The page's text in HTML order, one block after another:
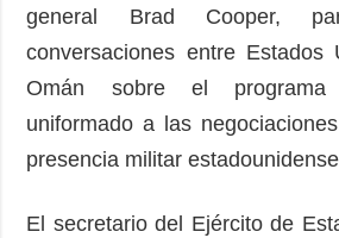
general Brad Cooper,
conversaciones entre
Omán sobre el programa
uniformado a las
presencia militar
El secretario del Ejército de